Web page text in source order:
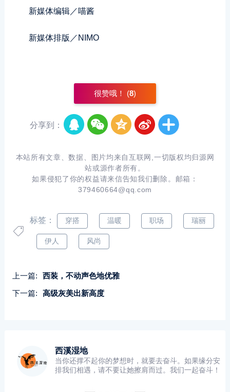
新媒体编辑／喵酱
新媒体排版／NIMO
很赞哦！ (8)
分享到：
本站所有文章、数据、图片均来自互联网,一切版权均归源网
站或源作者所有。
如果侵犯了你的权益请来信告知我们删除。邮箱：
379460664@qq.com
标签： 穿搭 温暖 职场 瑞丽
伊人 风尚
上一篇:
西装，不动声色地优雅
下一篇:
高级灰美出新高度
西溪湿地
当你还撑不起你的梦想时，就要去奋斗。如果缘分安
排我们相遇，请不要让她擦肩而过。我们一起奋斗！